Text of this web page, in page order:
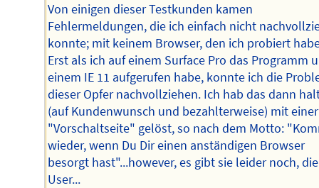
Von einigen dieser Testkunden kamen
Fehlermeldungen, die ich einfach nicht
konnte; mit keinem Browser, den ich probiert
Erst als ich auf einem Surface Pro das Programm
einem IE 11 aufgerufen habe, konnte ich die
dieser Opfer nachvollziehen. Ich hab das dann
(auf Kundenwunsch und bezahlterweise) mit einer
"Vorschaltseite" gelöst, so nach dem Motto:
wieder, wenn Du Dir einen anständigen Browser
besorgt hast"...however, es gibt sie leider noch,
User...